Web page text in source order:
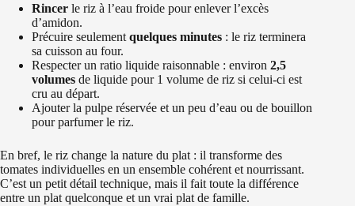
Rincer le riz à l’eau froide pour enlever l’excès
d’amidon.
Précuire seulement quelques minutes : le riz terminera
sa cuisson au four.
Respecter un ratio liquide raisonnable : environ 2,5
volumes de liquide pour 1 volume de riz si celui-ci est
cru au départ.
Ajouter la pulpe réservée et un peu d’eau ou de bouillon
pour parfumer le riz.
En bref, le riz change la nature du plat : il transforme des
tomates individuelles en un ensemble cohérent et nourrissant.
C’est un petit détail technique, mais il fait toute la différence
entre un plat quelconque et un vrai plat de famille.